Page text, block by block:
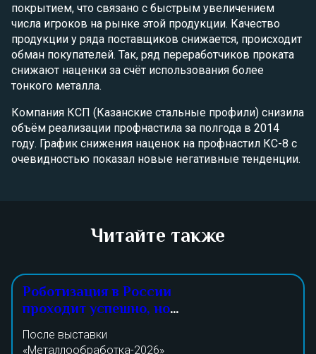
покрытием, что связано с быстрым увеличением
числа игроков на рынке этой продукции. Качество
продукции у ряда поставщиков снижается, происходит
обман покупателей. Так, ряд переработчиков проката
снижают наценки за счёт использования более
тонкого металла.
Компания КСП (Казанские стальные профили) снизила
объём реализации профнастила за полгода в 2014
году. График снижения наценок на профнастил КС-8 с
очевидностью показал новые негативные тенденции.
Читайте также
Роботизация в России
проходит успешно, но
малыми темпами
После выставки
«Металлообработка-2026»